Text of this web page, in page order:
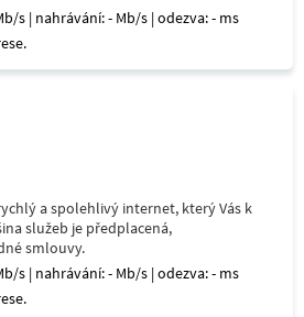
s | nahrávání: - Mb/s | odezva: - ms
a spolehlivý internet, který Vás k
služeb je předplacená,
smlouvy.
s | nahrávání: - Mb/s | odezva: - ms